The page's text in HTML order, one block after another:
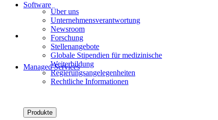
Software
Managed Services
Über uns
Unternehmensverantwortung
Newsroom
Forschung
Stellenangebote
Globale Stipendien für medizinische
Weiterbildung
Regierungsangelegenheiten
Rechtliche Informationen
Produkte